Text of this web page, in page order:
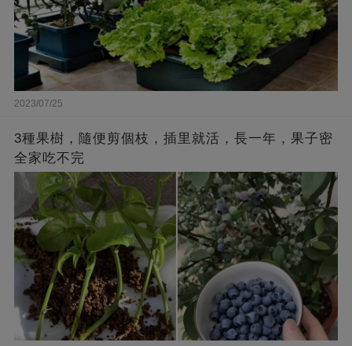
2023/07/25
3種果樹，隨便剪個枝，插里就活，長一年，果子密
全家吃不完